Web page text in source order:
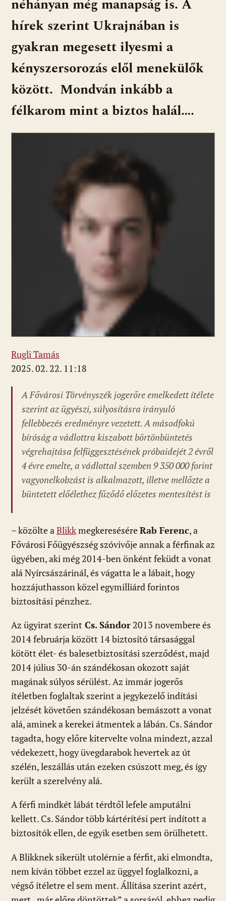
néhányan még manapság is. A
hírek szerint Ukrajnában is
gyakran megesett ilyesmi a
kényszersorozás elől menekülők
között. Mondván inkább a
félkarom mint a biztos halál….
Rugli Tamás
2025. 02. 22. 11:18
A Fővárosi Törvényszék jogerőre emelkedett ítélete
szerint az ügyészi, súlyosításra irányuló
fellebbezés eredményre vezetett. A másodfokú
bíróság a vádlottra kiszabott börtönbüntetés
végrehajtása felfüggesztésének próbaidejét 2 évről
4 évre emelte, a vádlottal szemben 9 350 000 forint
vagyonelkobzást is alkalmazott, illetve mellőzte a
büntetett előélethez fűződő előzetes mentesítést is
– közölte aBlikkmegkereséséreRab Ferenc, a
Fővárosi Főügyészség szóvivője annak a férfinak az
ügyében, aki még 2014-ben önként feküdt a vonat
alá Nyírcsászárinál, és vágatta le a lábait, hogy
hozzájuthasson közel egymilliárd forintos
biztosítási pénzhez.
Az ügyirat szerint Cs. Sándor 2013 novembere és
2014 februárja között 14 biztosító társasággal
kötött élet- és balesetbiztosítási szerződést, majd
2014 július 30-án szándékosan okozott saját
magának súlyos sérülést. Az immár jogerős
ítéletben foglaltak szerint a jegykezelő indítási
jelzését követően szándékosan bemászott a vonat
alá, aminek a kerekei átmentek a lábán. Cs. Sándor
tagadta, hogy előre kitervelte volna mindezt, azzal
védekezett, hogy üvegdarabok hevertek az út
szélén, leszállás után ezeken csúszott meg, és így
került a szerelvény alá.
A férfi mindkét lábát térdtől lefele amputálni
kellett. Cs. Sándor több kártérítési pert indított a
biztosítók ellen, de egyik esetben sem örülhetett.
A Blikknek sikerült utolérnie a férfit, aki elmondta,
nem kíván többet ezzel az üggyel foglalkozni, a
végső ítéletre el sem ment. Állítása szerint azért,